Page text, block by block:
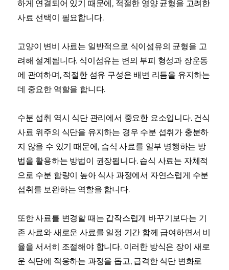
하게 연결되어 있기 때문에, 적절한 영양 균형을 고려한
사료 선택이 필요합니다.
고양이 변비 사료는 일반적으로 식이섬유의 균형을 고
려해 설계됩니다. 식이섬유는 변의 부피 형성과 장운동
에 관여하며, 적절한 섬유 구성은 배변 리듬을 유지하는
데 중요한 역할을 합니다.
수분 섭취 역시 식단 관리에서 중요한 요소입니다. 건식
사료 위주의 식단을 유지하는 경우 수분 섭취가 충분하
지 않을 수 있기 때문에, 습식 사료를 일부 병행하는 방
법을 활용하는 방법이 권장됩니다. 습식 사료는 자체적
으로 수분 함량이 높아 식사 과정에서 자연스럽게 수분
섭취를 보완하는 역할을 합니다.
또한 사료를 변경할 때는 갑작스럽게 바꾸기보다는 기
존 사료와 새로운 사료를 일정 기간 함께 급여하면서 비
율을 서서히 조절해야 합니다. 이러한 방식은 장이 새로
운 식단에 적응하는 과정을 돕고, 급격한 식단 변화로